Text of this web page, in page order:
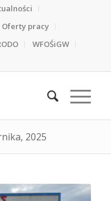
Oferty pracy
WFOŚiGW
2025